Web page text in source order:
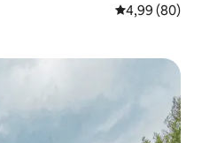
4,99 ud af 5 i
4,99 (80)